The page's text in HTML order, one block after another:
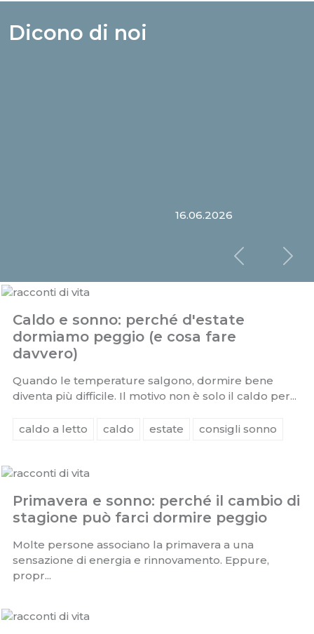
Dicono di noi
16.06.2026
Slide
Caldo e sonno: perché d'estate
dormiamo peggio (e cosa fare
davvero)
Quando le temperature salgono, dormire bene
diventa più difficile. Il motivo non è solo il caldo per...
caldo a letto caldo estate consigli sonno
Primavera e sonno: perché il cambio di
stagione può farci dormire peggio
Molte persone associano la primavera a una
sensazione di energia e rinnovamento. Eppure,
propr...